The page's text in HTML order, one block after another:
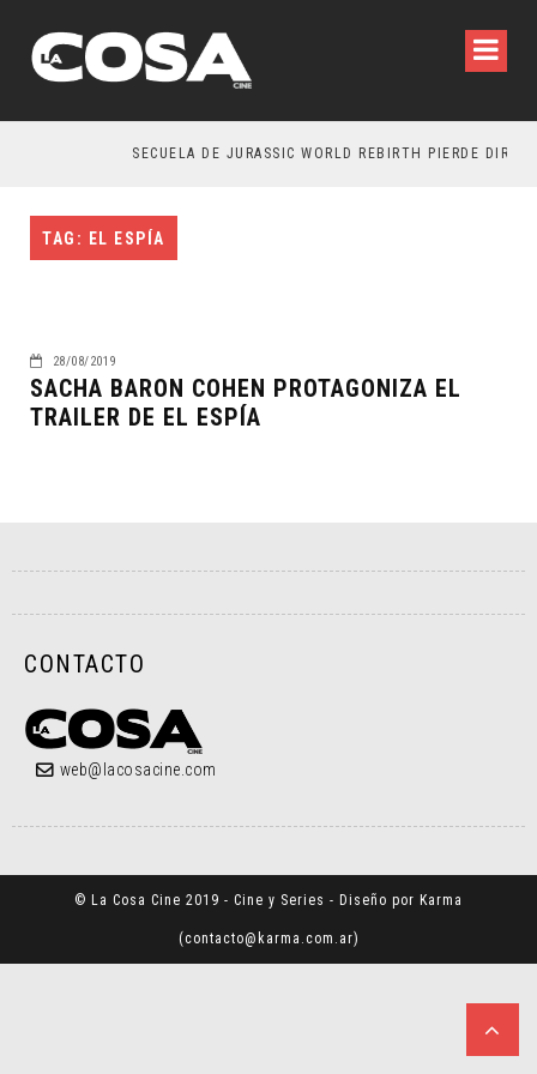
SECUELA DE JURASSIC WORLD REBIRTH PIERDE
TAG: EL ESPÍA
28/08/2019
SACHA BARON COHEN PROTAGONIZA EL
TRAILER DE EL ESPÍA
CONTACTO
web@lacosacine.com
© La Cosa Cine 2019 - Cine y Series - Diseño por Karma
(contacto@karma.com.ar)